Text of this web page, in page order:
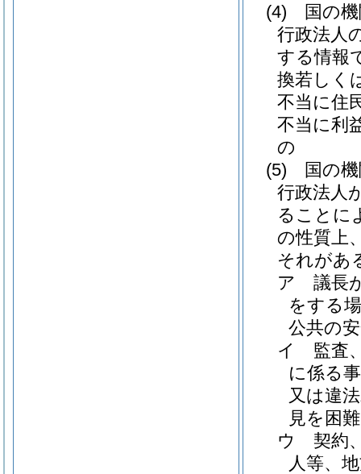
(4)
国の
行政法人
する情報
換若しく
不当に住
不当に利
の
(5)
国の
行政法人
ることに
の性質上
それがあ
ア
議長
をする
公共の
イ
監査
に係る
又は違
見を困
ウ
契約
人等、